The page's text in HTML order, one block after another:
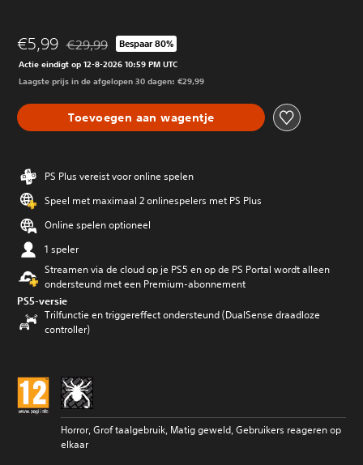
€5,99 Korting ten opzichte van de oorspronkelijke prijs van
€29,99 Bespaar 80%
Actie eindigt op 12-8-2026 10:59 PM UTC
Laagste prijs in de afgelopen 30 dagen: €29,99
Toevoegen aan wagentje
PS Plus vereist voor online spelen
Speel met maximaal 2 onlinespelers met PS Plus
Online spelen optioneel
1 speler
Streamen via de cloud op je PS5 en op de PS Portal wordt alleen
ondersteund met een Premium-abonnement
PS5-versie
Trilfunctie en triggereffect ondersteund (DualSense draadloze
controller)
Horror, Grof taalgebruik, Matig geweld, Gebruikers reageren op
elkaar